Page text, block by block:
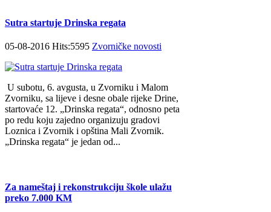
Sutra startuje Drinska regata
05-08-2016 Hits:5595 Zvorničke novosti
U subotu, 6. avgusta, u Zvorniku i Malom
Zvorniku, sa lijeve i desne obale rijeke Drine,
startovaće 12. „Drinska regata“, odnosno peta
po redu koju zajedno organizuju gradovi
Loznica i Zvornik i opština Mali Zvornik.
„Drinska regata“ je jedan od...
Za nameštaj i rekonstrukciju škole ulažu
preko 7.000 KM